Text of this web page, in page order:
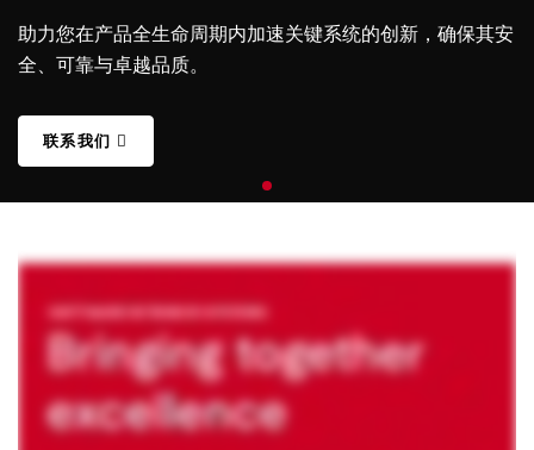
助力您在产品全生命周期内加速关键系统的创新，确保其安
全、可靠与卓越品质。
联系我们